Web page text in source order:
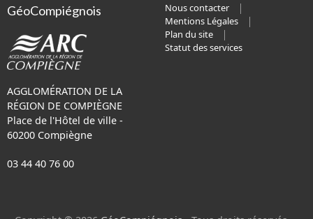
GéoCompiégnois
AGGLOMÉRATION DE LA
RÉGION DE COMPIÈGNE
Place de l'Hôtel de ville -
60200 Compiègne
03 44 40 76 00
Nous contacter
Mentions Légales
Plan du site
Statut des services